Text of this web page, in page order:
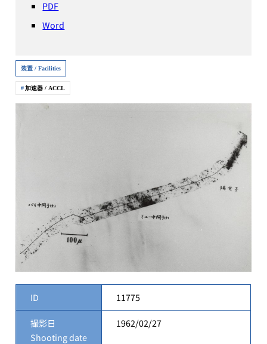
PDF
Word
装置 / Facilities
加速器 / ACCL
ID 11775
撮影日
Shooting date
1962/02/27